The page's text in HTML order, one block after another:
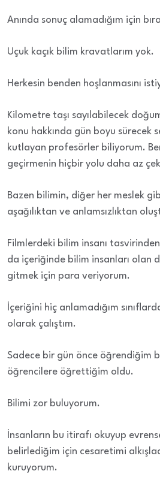
Anında sonuç alamadığım için
Uçuk kaçık bilim kravatlarım yok.
Herkesin benden hoşlanmasını
Kilometre taşı sayılabilecek
konu hakkında gün boyu sürecek
kutlayan profesörler biliyorum.
geçirmenin hiçbir yolu daha az
Bazen bilimin, diğer her meslek
aşağılıktan ve anlamsızlıktan
Filmlerdeki bilim insanı
da içeriğinde bilim insanları olan
gitmek için para veriyorum.
İçeriğini hiç anlamadığım
olarak çalıştım.
Sadece bir gün önce öğrendiğim
öğrencilere öğrettiğim oldu.
Bilimi zor buluyorum.
İnsanların bu itirafı okuyup
belirlediğim için cesaretimi
kuruyorum.